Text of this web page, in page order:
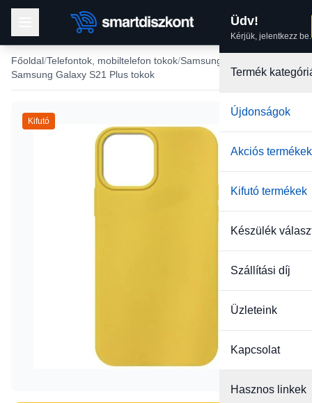
Üdv!
Kérjük, jelentkezz be.
Termék
Újdonságok
Akciós termékek
Kifutó termékek
Készülék
Szállítási díj
Üzleteink
Kapcsolat
Hasznos linkek
Főoldal Telefontok, mobiltelefon tokok Samsung tokok
Samsung Galaxy S21 Plus tokok
Kifutó